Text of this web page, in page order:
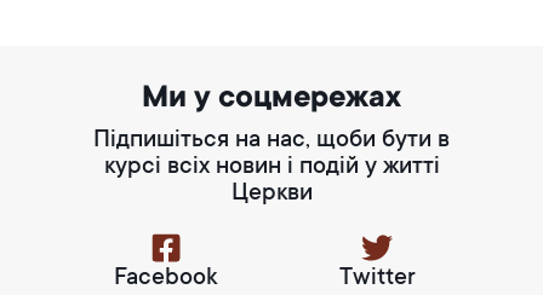
Ми у соцмережах
Підпишіться на нас, щоби бути в
курсі всіх новин і подій у житті
Церкви
Facebook Twitter